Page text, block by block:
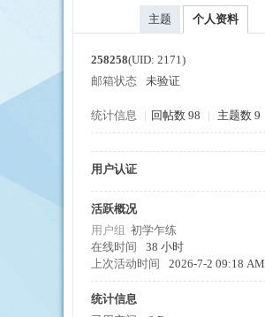
主题 个人资料
258258(UID: 2171)
邮箱状态
未验证
统计信息 | 回帖数 98 | 主题数 9
用户认证
活跃概况
用户组 初学乍练
在线时间
38 小时
上次活动时间
2026-7-2 09:18 AM
统计信息